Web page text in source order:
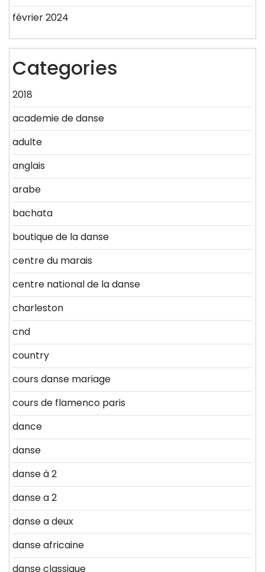
février 2024
Categories
2018
academie de danse
adulte
anglais
arabe
bachata
boutique de la danse
centre du marais
centre national de la danse
charleston
cnd
country
cours danse mariage
cours de flamenco paris
dance
danse
danse à 2
danse a 2
danse a deux
danse africaine
danse classique